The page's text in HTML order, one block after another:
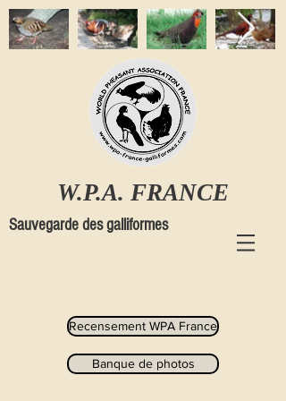
W.P.A. FRANCE
Sauvegarde des galliformes
Recensement WPA France
Banque de photos